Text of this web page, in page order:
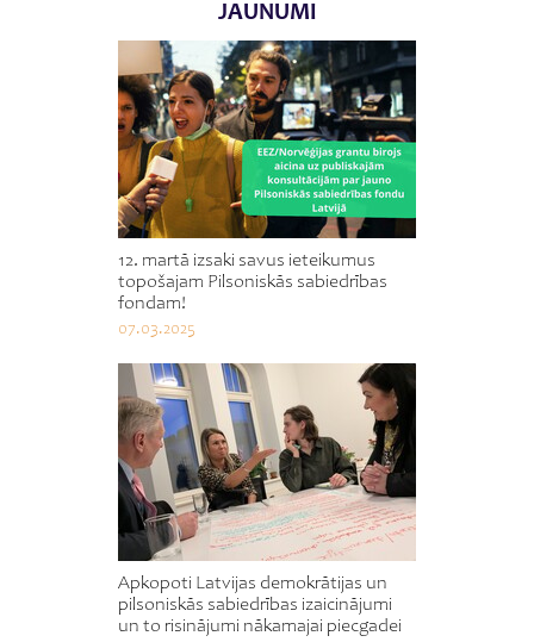
JAUNUMI
12. martā izsaki savus ieteikumus
topošajam Pilsoniskās sabiedrības
fondam!
07.03.2025
Apkopoti Latvijas demokrātijas un
pilsoniskās sabiedrības izaicinājumi
un to risinājumi nākamajai piecgadei